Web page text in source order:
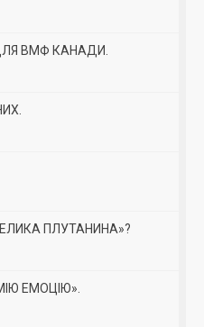
ВМФ КАНАДИ.
ПЛУТАНИНА»?
ЕМОЦІЮ».